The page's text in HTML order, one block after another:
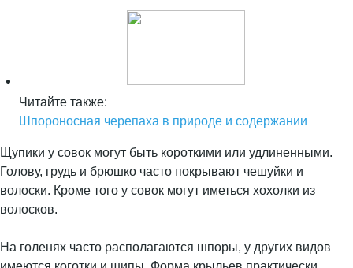
Читайте также:
Шпороносная черепаха в природе и содержании
Щупики у совок могут быть короткими или удлиненными.
Голову, грудь и брюшко часто покрывают чешуйки и
волоски. Кроме того у совок могут иметься хохолки из
волосков.
На голенях часто располагаются шпоры, у других видов